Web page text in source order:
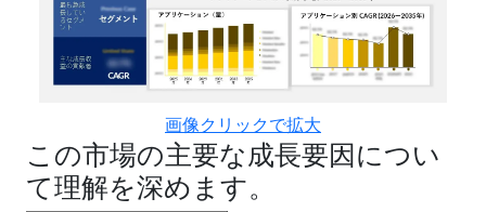
画像クリックで拡大
この市場の主要な成長要因につい
て理解を深めます。